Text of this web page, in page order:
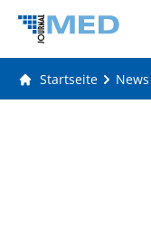
Startseite News